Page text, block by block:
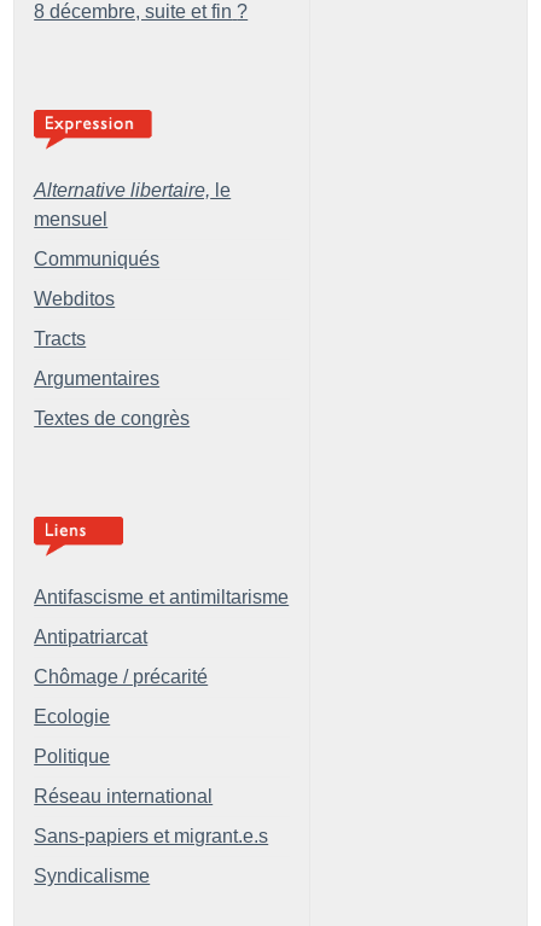
8 décembre, suite et fin ?
Alternative libertaire, le
mensuel
Communiqués
Webditos
Tracts
Argumentaires
Textes de congrès
Antifascisme et antimiltarisme
Antipatriarcat
Chômage / précarité
Ecologie
Politique
Réseau international
Sans-papiers et migrant.e.s
Syndicalisme